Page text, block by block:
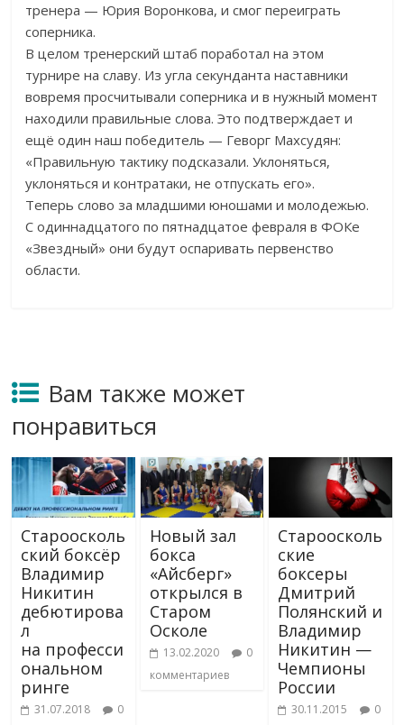
тренера — Юрия Воронкова, и смог переиграть
соперника.
В целом тренерский штаб поработал на этом
турнире на славу. Из угла секунданта наставники
вовремя просчитывали соперника и в нужный момент
находили правильные слова. Это подтверждает и
ещё один наш победитель — Геворг Махсудян:
«Правильную тактику подсказали. Уклоняться,
уклоняться и контратаки, не отпускать его».
Теперь слово за младшими юношами и молодежью.
С одиннадцатого по пятнадцатое февраля в ФОКе
«Звездный» они будут оспаривать первенство
области.
Вам также может
понравиться
Староосколь
ский боксёр
Владимир
Никитин
дебютирова
л
на професси
ональном
ринге
31.07.2018
0
Новый зал
бокса
«Айсберг»
открылся в
Старом
Осколе
13.02.2020
0
комментариев
Староосколь
ские
боксеры
Дмитрий
Полянский и
Владимир
Никитин —
Чемпионы
России
30.11.2015
0